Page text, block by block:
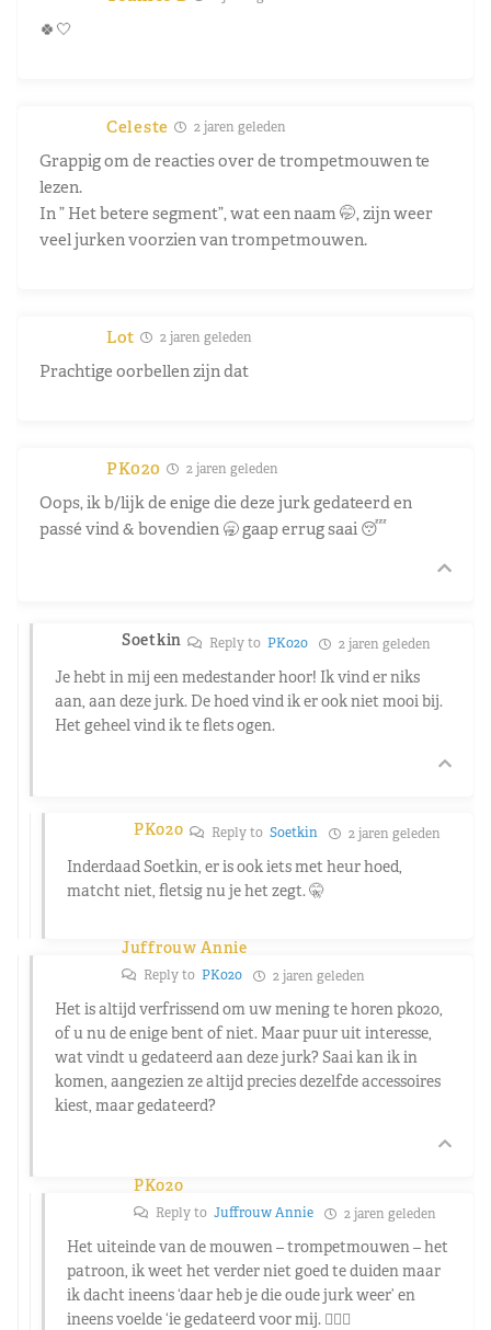
🍀🤍
Celeste 2 jaren geleden
Grappig om de reacties over de trompetmouwen te
lezen.
In ” Het betere segment”, wat een naam 🤭, zijn weer
veel jurken voorzien van trompetmouwen.
Lot 2 jaren geleden
Prachtige oorbellen zijn dat
PK020 2 jaren geleden
Oops, ik b/lijk de enige die deze jurk gedateerd en
passé vind & bovendien 🥱 gaap errug saai 😴
Soetkin Reply to PK020 2 jaren geleden
Je hebt in mij een medestander hoor! Ik vind er niks
aan, aan deze jurk. De hoed vind ik er ook niet mooi bij.
Het geheel vind ik te flets ogen.
PK020 Reply to Soetkin 2 jaren geleden
Inderdaad Soetkin, er is ook iets met heur hoed,
matcht niet, fletsig nu je het zegt. 🤫
Juffrouw Annie
Reply to PK020 2 jaren geleden
Het is altijd verfrissend om uw mening te horen pk020,
of u nu de enige bent of niet. Maar puur uit interesse,
wat vindt u gedateerd aan deze jurk? Saai kan ik in
komen, aangezien ze altijd precies dezelfde accessoires
kiest, maar gedateerd?
PK020
Reply to Juffrouw Annie 2 jaren geleden
Het uiteinde van de mouwen – trompetmouwen – het
patroon, ik weet het verder niet goed te duiden maar
ik dacht ineens ‘daar heb je die oude jurk weer’ en
ineens voelde ‘ie gedateerd voor mij. 🤷🏼‍♂️